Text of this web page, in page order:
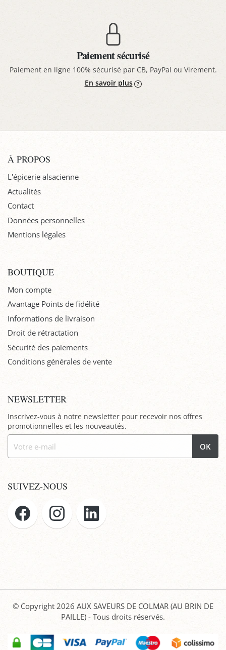
Paiement sécurisé
Paiement en ligne 100% sécurisé par CB, PayPal ou Virement.
En savoir plus
À PROPOS
L'épicerie alsacienne
Actualités
Contact
Données personnelles
Mentions légales
BOUTIQUE
Mon compte
Avantage Points de fidélité
Informations de livraison
Droit de rétractation
Sécurité des paiements
Conditions générales de vente
NEWSLETTER
Inscrivez-vous à notre newsletter pour recevoir nos offres
promotionnelles et les nouveautés.
OK
SUIVEZ-NOUS
© Copyright 2026 AUX SAVEURS DE COLMAR (AU BRIN DE
PAILLE) - Tous droits réservés.